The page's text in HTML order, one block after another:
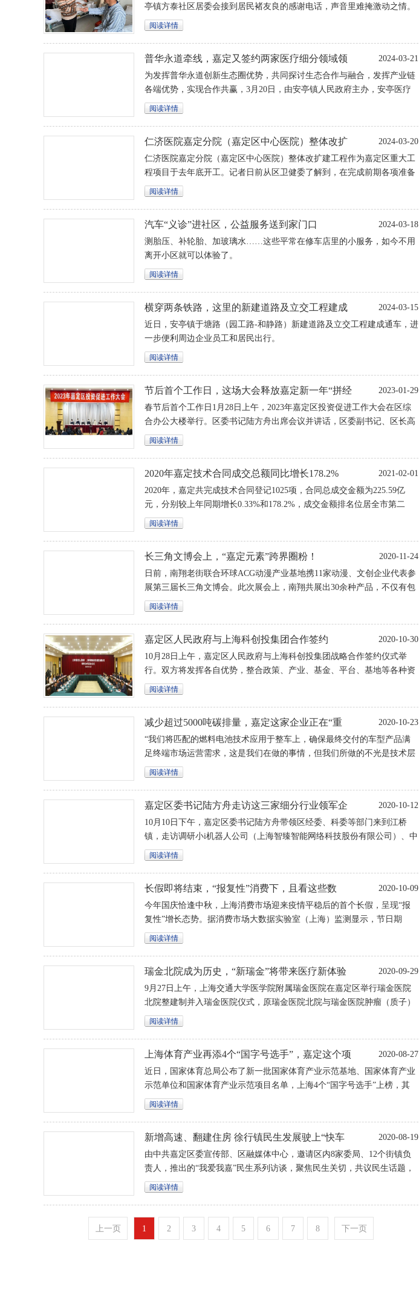
亭镇方泰社区居委会接到居民褚友良的感谢电话，声音里难掩激动之情。
阅读详情
​普华永道牵线，嘉定又签约两家医疗细分领域领
先企业
2024-03-21
为发挥普华永道创新生态圈优势，共同探讨生态合作与融合，发挥产业链
各端优势，实现合作共赢，3月20日，由安亭镇人民政府主办，安亭医疗
科技发展有限公司、普华永道中国创智中心承办的医疗科创生态企业交流
阅读详情
仁济医院嘉定分院（嘉定区中心医院）整体改扩
建启动桩基施工，设置停车位1900余个
2024-03-20
仁济医院嘉定分院（嘉定区中心医院）整体改扩建工程作为嘉定区重大工
程项目于去年底开工。记者日前从区卫健委了解到，在完成前期各项准备
后，目前该项目一标段建设已经进入桩基施工阶段，标志着这一民生重大
阅读详情
汽车“义诊”进社区，公益服务送到家门口
2024-03-18
测胎压、补轮胎、加玻璃水……这些平常在修车店里的小服务，如今不用
离开小区就可以体验了。
阅读详情
横穿两条铁路，这里的新建道路及立交工程建成
通车
2024-03-15
近日，安亭镇于塘路（园工路-和静路）新建道路及立交工程建成通车，进
一步便利周边企业员工和居民出行。
阅读详情
节后首个工作日，这场大会释放嘉定新一年“拼经
济、促发展”的强烈信号！
2023-01-29
春节后首个工作日1月28日上午，2023年嘉定区投资促进工作大会在区综
合办公大楼举行。区委书记陆方舟出席会议并讲话，区委副书记、区长高
香主持会议，区人大常委会主任连正华、区政协主席杨莉、区委副书记周
阅读详情
2020年嘉定技术合同成交总额同比增长178.2%
2021-02-01
2020年，嘉定共完成技术合同登记1025项，合同总成交金额为225.59亿
元，分别较上年同期增长0.33%和178.2%，成交金额排名位居全市第二
位。
阅读详情
长三角文博会上，“嘉定元素”跨界圈粉！
2020-11-24
日前，南翔老街联合环球ACG动漫产业基地携11家动漫、文创企业代表参
展第三届长三角文博会。此次展会上，南翔共展出30余种产品，不仅有包
含南翔元素的南翔十八景剪纸作品、南翔十八景骨瓷套装，也有萌芽熊、
阅读详情
嘉定区人民政府与上海科创投集团合作签约
2020-10-30
10月28日上午，嘉定区人民政府与上海科创投集团战略合作签约仪式举
行。双方将发挥各自优势，整合政策、产业、基金、平台、基地等各种资
源，全方位开展合作，推进嘉定现代化新型城市建设，助力上海打造具有
阅读详情
减少超过5000吨碳排量，嘉定这家企业正在“重
塑”燃料电池产业
2020-10-23
“我们将匹配的燃料电池技术应用于整车上，确保最终交付的车型产品满
足终端市场运营需求，这是我们在做的事情，但我们所做的不光是技术层
面的事情，而是要打造一个新的产业生态。这样才能把整个氢能与燃料电
阅读详情
嘉定区委书记陆方舟走访这三家细分行业领军企
业
2020-10-12
10月10日下午，嘉定区委书记陆方舟带领区经委、科委等部门来到江桥
镇，走访调研小i机器人公司（上海智臻智能网络科技股份有限公司）、中
国南方航空股份有限公司上海分公司和上海太太乐食品有限公司。陆方舟
阅读详情
长假即将结束，“报复性”消费下，且看这些数
据……
2020-10-09
今年国庆恰逢中秋，上海消费市场迎来疫情平稳后的首个长假，呈现“报
复性”增长态势。据消费市场大数据实验室（上海）监测显示，节日期
间，上海437家大型商业企业实现销售额123.8亿元，同比增长13.7%。
阅读详情
瑞金北院成为历史，“新瑞金”将带来医疗新体验
2020-09-29
9月27日上午，上海交通大学医学院附属瑞金医院在嘉定区举行瑞金医院
北院整建制并入瑞金医院仪式，原瑞金医院北院与瑞金医院肿瘤（质子）
中心结联为瑞金医院北部院区。
阅读详情
上海体育产业再添4个“国字号选手”，嘉定这个项
目入选！
2020-08-27
近日，国家体育总局公布了新一批国家体育产业示范基地、国家体育产业
示范单位和国家体育产业示范项目名单，上海4个“国字号选手”上榜，其
中，嘉定区翔立方体育服务综合体获评国家体育产业示范项目。
阅读详情
新增高速、翻建住房 徐行镇民生发展驶上“快车
道”
2020-08-19
由中共嘉定区委宣传部、区融媒体中心，邀请区内8家委局、12个街镇负
责人，推出的“我爱我嘉”民生系列访谈，聚焦民生关切，共议民生话题，
汇集民意民智，共话城市发展。上午10:00-11:00，徐行镇党委副书记、镇
阅读详情
上一页 1 2 3 4 5 6 7 8 下一页